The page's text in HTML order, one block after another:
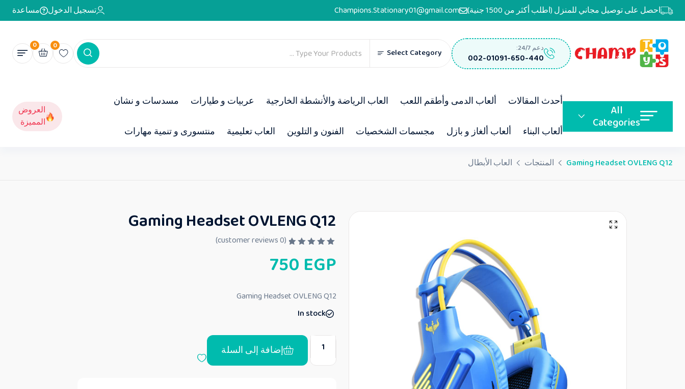
احصل على توصيل مجاني للمنزل (اطلب أكثر من 1500 جنية) Champions.Stationary01@gmail.com تسجيل الدخول مساعدة
دعم 24/7:
002-01091-650-440
Select Category
0
0
All
Categories
أحدث المقالات ألعاب الدمى وأطقم اللعب العاب الرياضة والأنشطة الخارجية عربيات و طيارات مسدسات و نشان
ألعاب البناء ألعاب ألغاز و بازل مجسمات الشخصيات الفنون و التلوين العاب تعليمية منتسورى و تنمية مهارات
العروض
المميزة
Gaming Headset OVLENG Q12 المنتجات العاب الأبطال
Gaming Headset OVLENG Q12
م
ا
ي
م
ن
(
0
750 EGP
Gaming Headset OVLENG Q12
In stock
إضافة إلى السلة